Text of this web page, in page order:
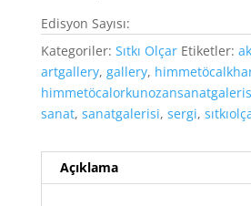
Edisyon Sayısı:
Kategoriler: Sıtkı Olçar Etiketler:
artgallery, gallery,
sanat, sanatgalerisi, sergi,
Açıklama